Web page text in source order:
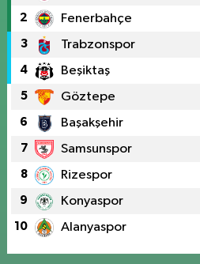
2 Fenerbahçe
3 Trabzonspor
4 Beşiktaş
5 Göztepe
6 Başakşehir
7 Samsunspor
8 Rizespor
9 Konyaspor
10 Alanyaspor